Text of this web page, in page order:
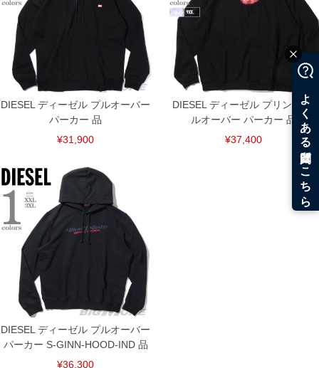
COLOR VARIATION
DIESEL ディーゼル プルオーバー
パーカー 品
¥31,900
DIESEL ディーゼル プリント プ
ルオーバー パーカー 品
¥37,400
DIESEL ディーゼル プルオーバー
パーカー S-GINN-HOOD-IND 品
¥36,300